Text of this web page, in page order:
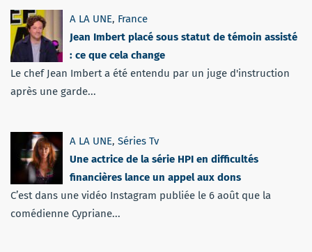
A LA UNE, France
Jean Imbert placé sous statut de témoin assisté
: ce que cela change
Le chef Jean Imbert a été entendu par un juge d'instruction
après une garde...
A LA UNE, Séries Tv
Une actrice de la série HPI en difficultés
financières lance un appel aux dons
C’est dans une vidéo Instagram publiée le 6 août que la
comédienne Cypriane...